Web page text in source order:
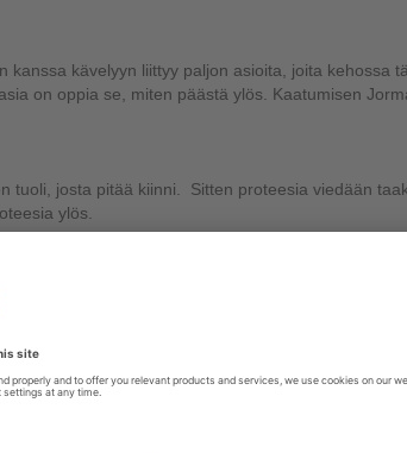
kävelyyn liittyy paljon asioita, joita kehossa
on oppia se, miten päästä ylös. Kaatumisen
tuoli, josta pitää kiinni. Sitten proteesia viedään
ylös.
TOIMIA-tietokannan mittareiden mukaan.
tehdä. Onko vaikka kesämökki, missä pitää
merkitsee, että samaan pakettiin sai